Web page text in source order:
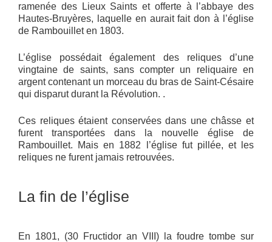
ramenée des Lieux Saints et offerte à l’abbaye des
Hautes-Bruyères, laquelle en aurait fait don à l’église
de Rambouillet en 1803.
L’église possédait également des reliques d’une
vingtaine de saints, sans compter un reliquaire en
argent contenant un morceau du bras de Saint-Césaire
qui disparut durant la Révolution. .
Ces reliques étaient conservées dans une châsse et
furent transportées dans la nouvelle église de
Rambouillet. Mais en 1882 l’église fut pillée, et les
reliques ne furent jamais retrouvées.
La fin de l’église
En 1801, (30 Fructidor an VIII) la foudre tombe sur